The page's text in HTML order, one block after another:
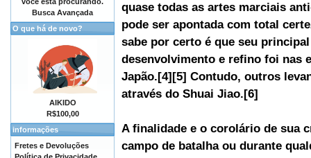
quase todas as artes marciais
pode ser apontada com total
sabe por certo é que seu
desenvolvimento e refino foi nas
Japão.[4][5] Contudo, outros
através do Shuai Jiao.[6]
A finalidade e o corolário de sua
campo de batalha ou durante
Busca Avançada
O que há de novo?
AIKIDO
R$100,00
informações
Fretes e Devoluções